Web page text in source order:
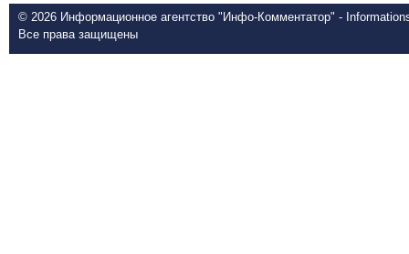
© 2026 Информационное агентство "Инфо-Комментатор" -
Все права защищены